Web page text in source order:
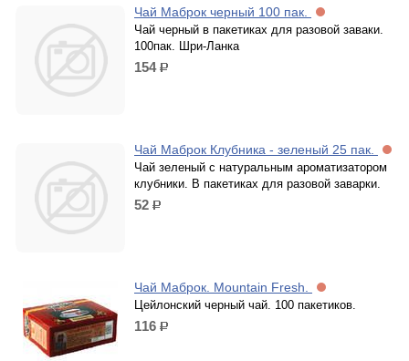
Чай Маброк черный 100 пак.
Чай черный в пакетиках для разовой заваки.
100пак. Шри-Ланка
154р.
Чай Маброк Клубника - зеленый 25 пак.
Чай зеленый с натуральным ароматизатором
клубники. В пакетиках для разовой заварки.
52 р.
Чай Маброк. Mountain Fresh.
Цейлонский черный чай. 100 пакетиков.
116 р.